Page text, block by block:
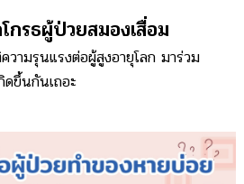
กรธผู้ป่วยสมองเสื่อม
ามรุนแรงต่อผู้สูงอายุโลก มาร่วม
ดขึ้นกันเถอะ